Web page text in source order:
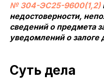
№ 304-ЭС25-9600(1,2)
недостоверности,
сведений о предмета
уведомлений о
Суть дела